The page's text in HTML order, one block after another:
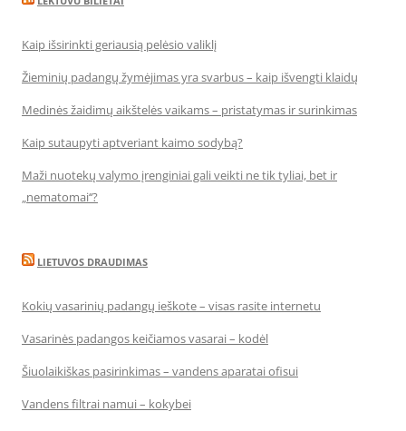
Kaip išsirinkti geriausią pelėsio valiklį
Žieminių padangų žymėjimas yra svarbus – kaip išvengti klaidų
Medinės žaidimų aikštelės vaikams – pristatymas ir surinkimas
Kaip sutaupyti aptveriant kaimo sodybą?
Maži nuotekų valymo įrenginiai gali veikti ne tik tyliai, bet ir
„nematomai‘‘?
LIETUVOS DRAUDIMAS
Kokių vasarinių padangų ieškote – visas rasite internetu
Vasarinės padangos keičiamos vasarai – kodėl
Šiuolaikiškas pasirinkimas – vandens aparatai ofisui
Vandens filtrai namui – kokybei